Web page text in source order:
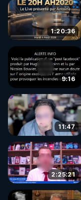
1:20:36
9:16
11:47
2:25:21